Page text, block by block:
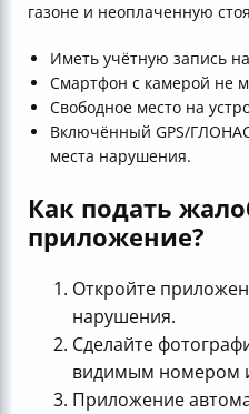
газоне и неоплаченную
Иметь учётную запись
Смартфон с камерой не
Свободное место на
Включённый GPS/
места нарушения.
Как подать
приложение?
Откройте
нарушения.
Сделайте
видимым номером
Приложение